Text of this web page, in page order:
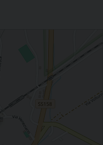
verso la Pasqua - FORANIA DI
Roccaravindola - S. Messa nella